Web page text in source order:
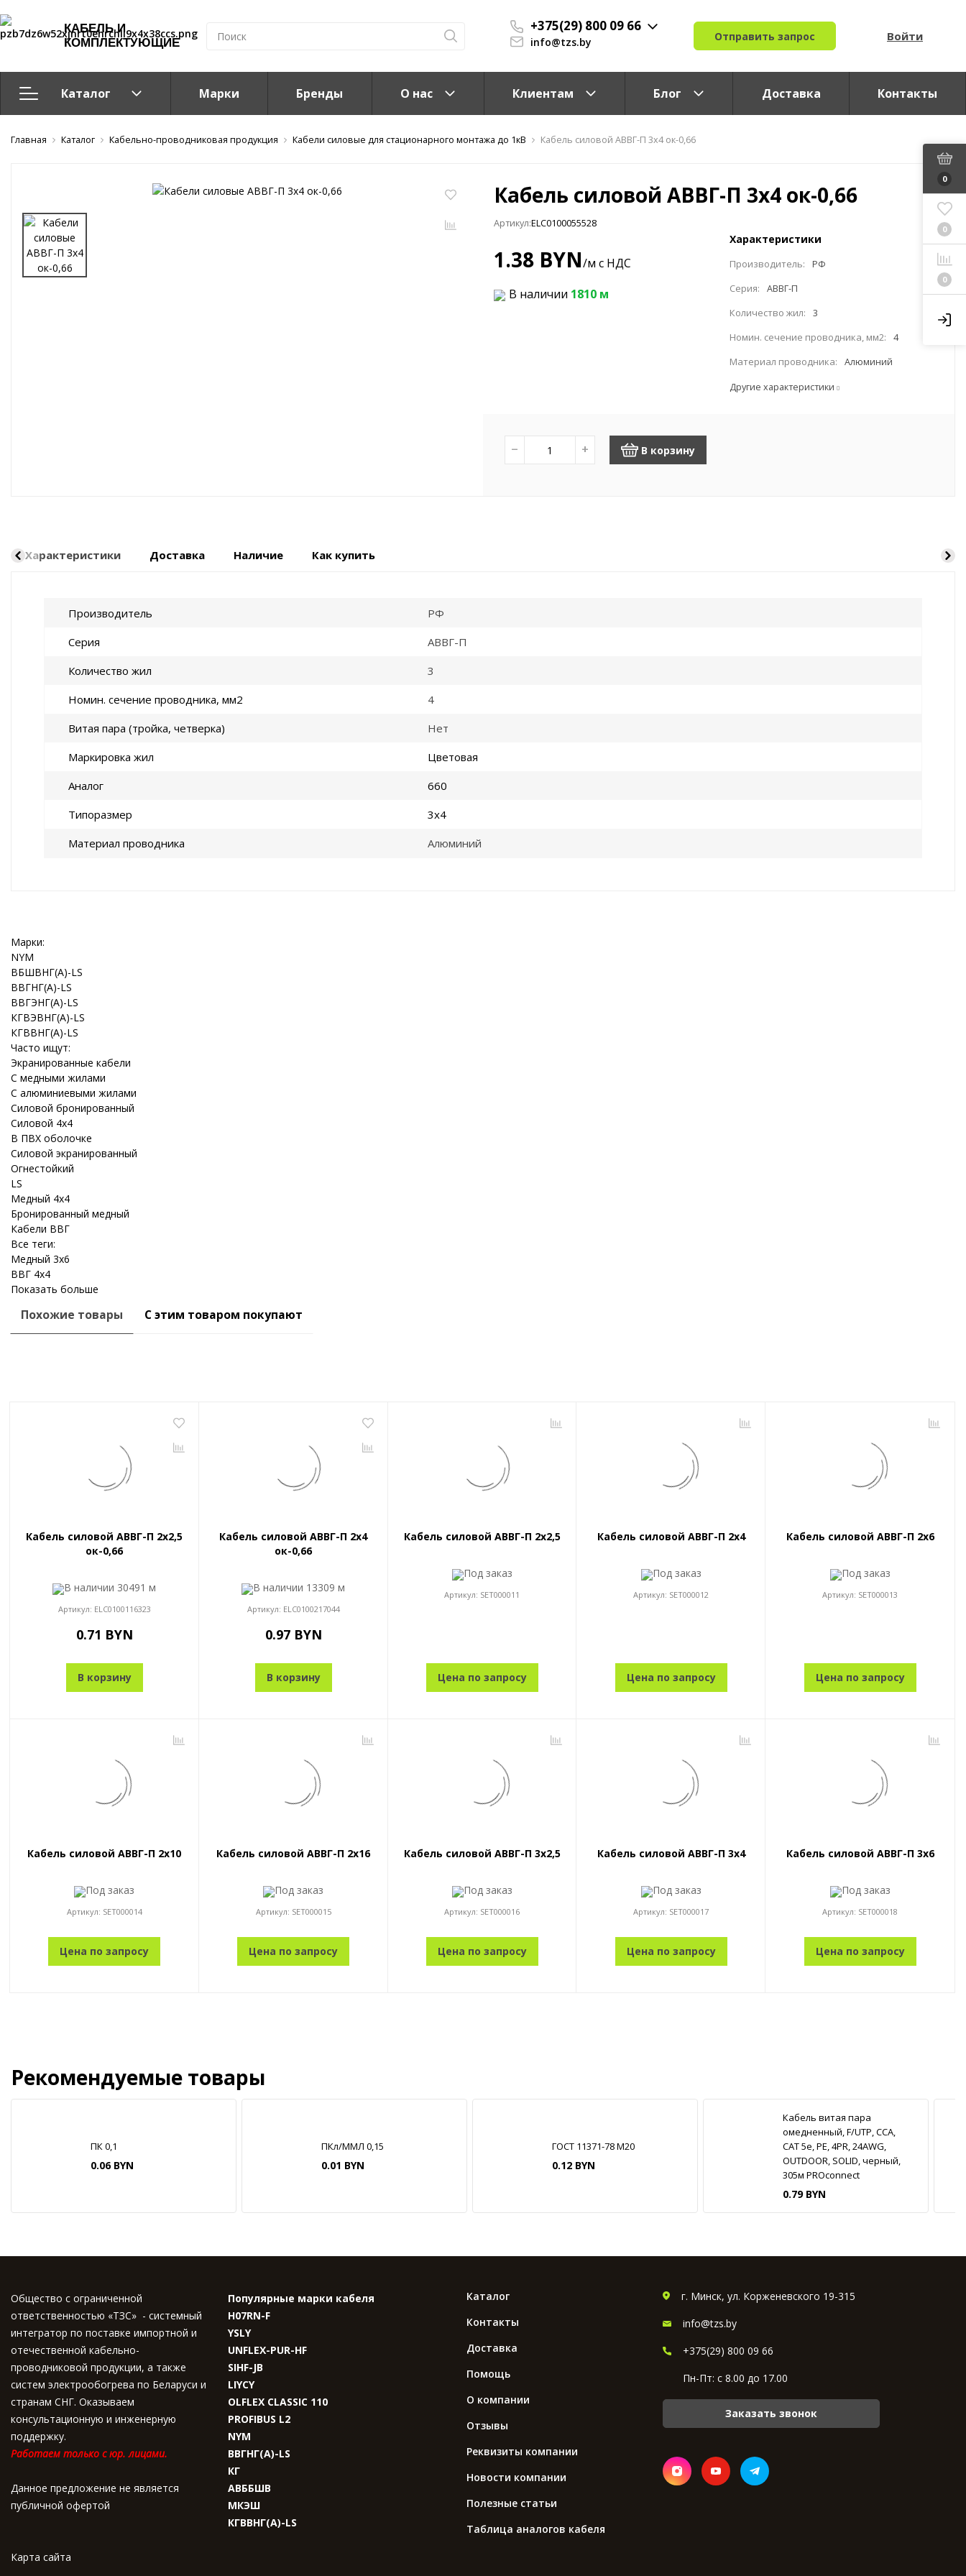
КАБЕЛЬ И
КОМПЛЕКТУЮЩИЕ
+375(29) 800 09 66
info@tzs.by Отправить запрос Войти
Каталог
Кабельно-проводниковая продукция
Электромонтажная продукция
Компоненты структурированных кабельных систем (СКС)
Марки Бренды О нас Клиентам Блог Доставка Контакты
0
0
0
Главная Каталог Кабельно-проводниковая продукция Кабели силовые для стационарного монтажа до 1кВ Кабель силовой АВВГ-П 3x4 ок-0,66
Кабель силовой АВВГ-П 3x4 ок-0,66
Артикул:ELC0100055528
1.38 BYN/м с НДС
В наличии 1810 м
Характеристики
Производитель: РФ
Серия: АВВГ-П
Количество жил: 3
Номин. сечение проводника, мм2: 4
Материал проводника: Алюминий
Другие характеристики
− + В корзину
Характеристики Доставка Наличие Как купить
Производитель
РФ
Серия
АВВГ-П
Количество жил
3
Номин. сечение проводника, мм2
4
Витая пара (тройка, четверка)
Нет
Маркировка жил
Цветовая
Аналог
660
Типоразмер
3x4
Материал проводника
Алюминий
Марки:
NYM
ВБШВНГ(A)-LS
ВВГНГ(A)-LS
ВВГЭНГ(A)-LS
КГВЭВНГ(A)-LS
КГВВНГ(A)-LS
Часто ищут:
Экранированные кабели
С медными жилами
С алюминиевыми жилами
Силовой бронированный
Силовой 4x4
В ПВХ оболочке
Силовой экранированный
Огнестойкий
LS
Медный 4x4
Бронированный медный
Кабели ВВГ
Все теги:
Медный 3x6
ВВГ 4x4
Показать больше
Похожие товары С этим товаром покупают
Кабель силовой АВВГ-П 2x2,5
ок-0,66
В наличии 30491 м
Артикул: ELC0100116323
0.71 BYN
В корзину
Кабель силовой АВВГ-П 2x4
ок-0,66
В наличии 13309 м
Артикул: ELC0100217044
0.97 BYN
В корзину
Кабель силовой АВВГ-П 2x2,5
Под заказ
Артикул: SET000011
Цена по запросу
Кабель силовой АВВГ-П 2x4
Под заказ
Артикул: SET000012
Цена по запросу
Кабель силовой АВВГ-П 2x6
Под заказ
Артикул: SET000013
Цена по запросу
Кабель силовой АВВГ-П 2x10
Под заказ
Артикул: SET000014
Цена по запросу
Кабель силовой АВВГ-П 2x16
Под заказ
Артикул: SET000015
Цена по запросу
Кабель силовой АВВГ-П 3x2,5
Под заказ
Артикул: SET000016
Цена по запросу
Кабель силовой АВВГ-П 3x4
Под заказ
Артикул: SET000017
Цена по запросу
Кабель силовой АВВГ-П 3x6
Под заказ
Артикул: SET000018
Цена по запросу
Рекомендуемые товары
ПК 0,1
0.06 BYN
ПКл/ММЛ 0,15
0.01 BYN
ГОСТ 11371-78 М20
0.12 BYN
Кабель витая пара
омедненный, F/UTP, CCA,
CAT 5e, PE, 4PR, 24AWG,
OUTDOOR, SOLID, черный,
305м PROconnect
0.79 BYN
Общество с ограниченной
ответственностью «ТЗС» - системный
интегратор по поставке импортной и
отечественной кабельно-
проводниковой продукции, а также
систем электрообогрева по Беларуси и
странам СНГ. Оказываем
консультационную и инженерную
поддержку.
Работаем только с юр. лицами.
Данное предложение не является
публичной офертой
Карта сайта
Популярные марки кабеля
H07RN-F
YSLY
UNFLEX-PUR-HF
SIHF-JB
LIYCY
OLFLEX CLASSIC 110
PROFIBUS L2
NYM
ВВГНГ(A)-LS
КГ
АВББШВ
МКЭШ
КГВВНГ(A)-LS
Каталог
Контакты
Доставка
Помощь
О компании
Отзывы
Реквизиты компании
Новости компании
Полезные статьи
Таблица аналогов кабеля
г. Минск, ул. Корженевского 19-315
info@tzs.by
+375(29) 800 09 66
Пн-Пт: с 8.00 до 17.00
Заказать звонок